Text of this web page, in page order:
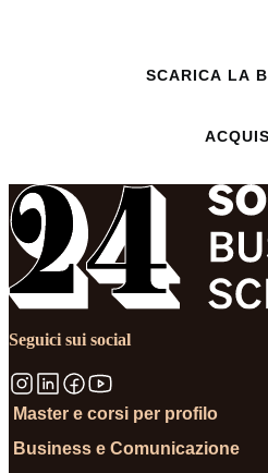
SCARICA LA
Seguici sui social
Master e corsi per profilo
Business e Comunicazione